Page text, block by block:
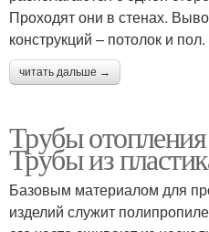
Проходят они в стенах.
конструкций – потолок и пол.
читать дальше →
Трубы отопления
Трубы из
Базовым материалом для
изделий служит